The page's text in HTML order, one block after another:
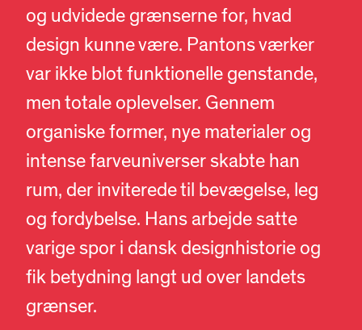
og udvidede grænserne for, hvad
design kunne være. Pantons værker
var ikke blot funktionelle genstande,
men totale oplevelser. Gennem
organiske former, nye materialer og
intense farveuniverser skabte han
rum, der inviterede til bevægelse, leg
og fordybelse. Hans arbejde satte
varige spor i dansk designhistorie og
fik betydning langt ud over landets
grænser.